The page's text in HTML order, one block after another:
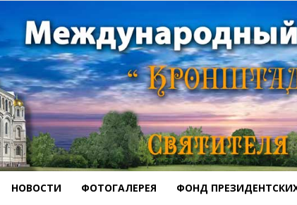
НОВОСТИ ФОТОГАЛЕРЕЯ ФОНД